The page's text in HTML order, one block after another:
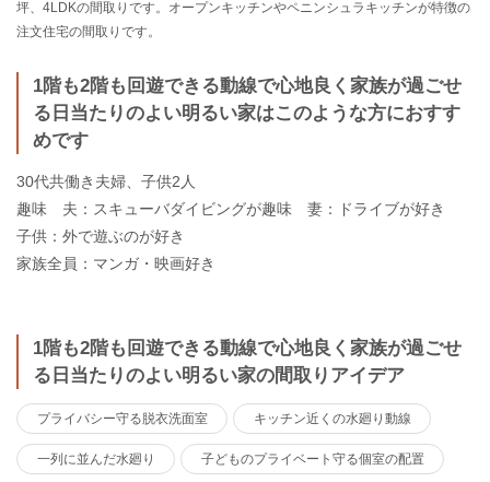
坪、4LDKの間取りです。オープンキッチンやペニンシュラキッチンが特徴の
注文住宅の間取りです。
1階も2階も回遊できる動線で心地良く家族が過ごせ
る日当たりのよい明るい家はこのような方におすす
めです
30代共働き夫婦、子供2人
趣味 夫：スキューバダイビングが趣味 妻：ドライブが好き
子供：外で遊ぶのが好き
家族全員：マンガ・映画好き
1階も2階も回遊できる動線で心地良く家族が過ごせ
る日当たりのよい明るい家の間取りアイデア
プライバシー守る脱衣洗面室 キッチン近くの水廻り動線
一列に並んだ水廻り 子どものプライベート守る個室の配置